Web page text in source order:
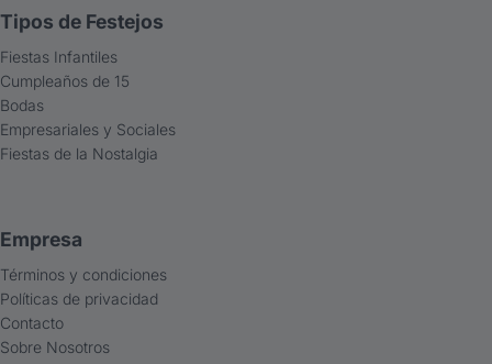
Tipos de Festejos
Fiestas Infantiles
Cumpleaños de 15
Bodas
Empresariales y Sociales
Fiestas de la Nostalgia
Empresa
Términos y condiciones
Políticas de privacidad
Contacto
Sobre Nosotros